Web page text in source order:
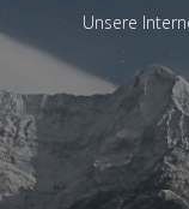
Unsere